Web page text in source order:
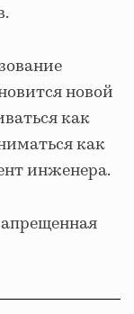
новой
как
как
инженера.